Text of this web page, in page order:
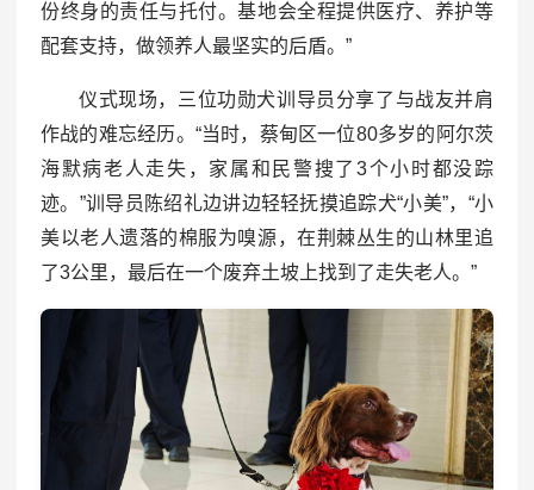
份终身的责任与托付。基地会全程提供医疗、养护等
配套支持，做领养人最坚实的后盾。”
仪式现场，三位功勋犬训导员分享了与战友并肩
作战的难忘经历。“当时，蔡甸区一位80多岁的阿尔茨
海默病老人走失，家属和民警搜了3个小时都没踪
迹。”训导员陈绍礼边讲边轻轻抚摸追踪犬“小美”，“小
美以老人遗落的棉服为嗅源，在荆棘丛生的山林里追
了3公里，最后在一个废弃土坡上找到了走失老人。”